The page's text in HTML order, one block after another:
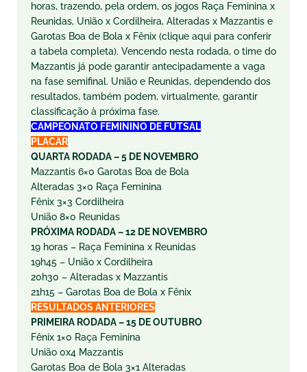
horas, trazendo, pela ordem, os jogos Raça Feminina x
Reunidas, União x Cordilheira, Alteradas x Mazzantis e
Garotas Boa de Bola x Fênix (clique aqui para conferir
a tabela completa). Vencendo nesta rodada, o time do
Mazzantis já pode garantir antecipadamente a vaga
na fase semifinal. União e Reunidas, dependendo dos
resultados, também podem, virtualmente, garantir
classificação à próxima fase.
CAMPEONATO FEMININO DE FUTSAL
PLACAR
QUARTA RODADA – 5 DE NOVEMBRO
Mazzantis 6×0 Garotas Boa de Bola
Alteradas 3×0 Raça Feminina
Fênix 3×3 Cordilheira
União 8×0 Reunidas
PRÓXIMA RODADA – 12 DE NOVEMBRO
19 horas – Raça Feminina x Reunidas
19h45 – União x Cordilheira
20h30 – Alteradas x Mazzantis
21h15 – Garotas Boa de Bola x Fênix
RESULTADOS ANTERIORES
PRIMEIRA RODADA – 15 DE OUTUBRO
Fênix 1×0 Raça Feminina
União 0x4 Mazzantis
Garotas Boa de Bola 3×1 Alteradas